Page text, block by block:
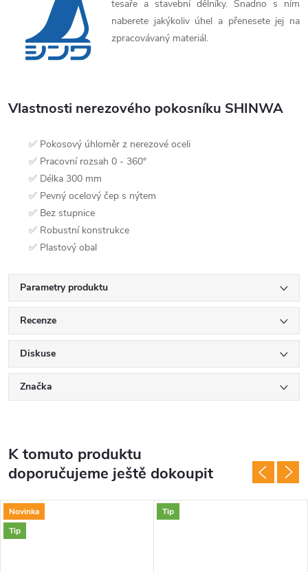
tesaře a stavební dělníky. Snadno s ním
naberete jakýkoliv úhel a přenesete jej na
zpracovávaný materiál.
Vlastnosti nerezového pokosníku SHINWA
✅ Pokosový úhloměr z nerezové oceli
✅ Pracovní rozsah 0 - 360°
✅ Délka 300 mm
✅ Pevný ocelový čep s nýtem
✅ Bez stupnice
✅ Robustní konstrukce
✅ Plastový obal
Parametry produktu
Recenze
Diskuse
Značka
K tomuto produktu
doporučujeme ještě dokoupit
Novinka
Tip
Tip